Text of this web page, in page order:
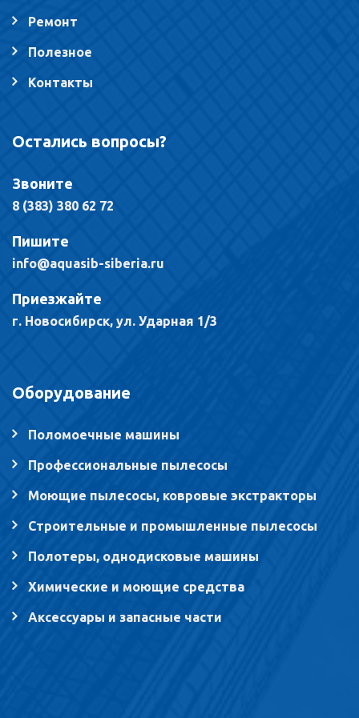
Ремонт
Полезное
Контакты
Остались вопросы?
Звоните
8 (383) 380 62 72
Пишите
info@aquasib-siberia.ru
Приезжайте
г. Новосибирск, ул. Ударная 1/3
Оборудование
Поломоечные машины
Профессиональные пылесосы
Моющие пылесосы, ковровые экстракторы
Строительные и промышленные пылесосы
Полотеры, однодисковые машины
Химические и моющие средства
Аксессуары и запасные части